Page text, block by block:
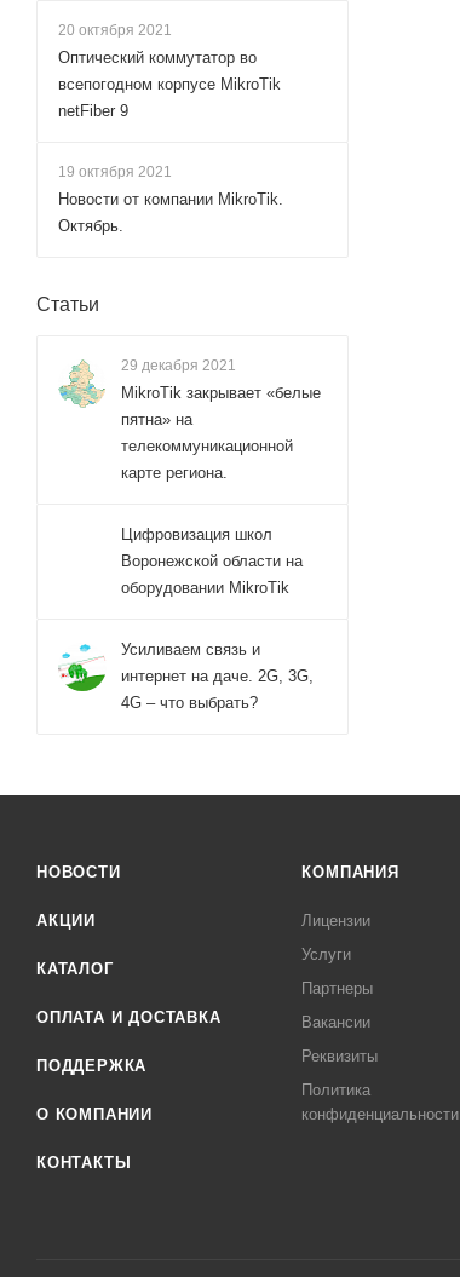
20 октября 2021
Оптический коммутатор во
всепогодном корпусе MikroTik
netFiber 9
19 октября 2021
Новости от компании MikroTik.
Октябрь.
Статьи
29 декабря 2021
MikroTik закрывает «белые
пятна» на
телекоммуникационной
карте региона.
Цифровизация школ
Воронежской области на
оборудовании MikroTik
Усиливаем связь и
интернет на даче. 2G, 3G,
4G – что выбрать?
НОВОСТИ
АКЦИИ
КАТАЛОГ
ОПЛАТА И ДОСТАВКА
ПОДДЕРЖКА
О КОМПАНИИ
КОНТАКТЫ
КОМПАНИЯ
Лицензии
Услуги
Партнеры
Вакансии
Реквизиты
Политика
конфиденциальности